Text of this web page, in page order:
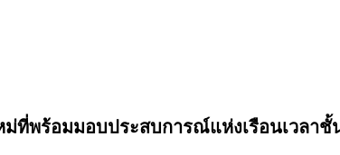
ที่พร้อมมอบประสบการณ์แห่งเรือนเวลา